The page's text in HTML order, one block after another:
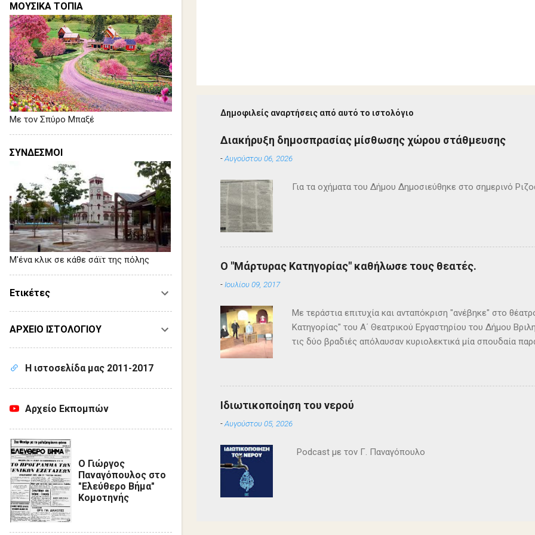
Δημοφιλείς αναρτήσεις από αυτό το ιστολόγιο
Διακήρυξη δημοσπρασίας μίσθωσης χώρου στάθμευσης
-Αυγούστου 06, 2026
Για τα οχήματα του Δήμου Δημοσιεύθηκε στο σημερινό
Ο "Μάρτυρας Κατηγορίας" καθήλωσε τους θεατές.
- Ιουλίου 09, 2017
Με τεράστια επιτυχία και ανταπόκριση "ανέβηκε" στο
Κατηγορίας" του Α΄ Θεατρικού Εργαστηρίου του Δήμου
τις δύο βραδιές απόλαυσαν κυριολεκτικά μία σπουδαία
ανατροπές και ένα μοναδικό φινάλε που απαντά σε όλα
έργο και τους έμειναν ανεξίτηλα στη μνήμη τους.
σπουδαία σκηνοθεσία της Τώνιας Σταυροπούλου που επί
Θεατρικού Εργαστηρίου. Εξαιρετικές ερμηνείες
Θεοδόσης, Άννα Αλεξανδράκη, Γιάννης Καρτερός, Δήμητρα
Ιδιωτικοποίηση του νερού
-Αυγούστου 05, 2026
Podcast με τον Γ. Παναγόπουλο
ΜΟΥΣΙΚΑ ΤΟΠΙΑ
Με τον Σπύρο Μπαξέ
ΣΥΝΔΕΣΜΟΙ
Μ'ένα κλικ σε κάθε σάϊτ της πόλης
Ετικέτες
ΑΡΧΕΙΟ ΙΣΤΟΛΟΓΙΟΥ
Η ιστοσελίδα μας 2011-2017
Αρχείο Εκπομπών
Ο Γιώργος
Παναγόπουλος στο
"Ελεύθερο Βήμα"
Κομοτηνής